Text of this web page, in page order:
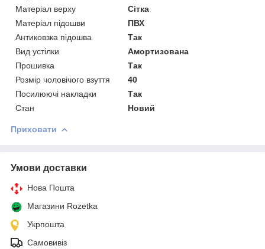
Матеріал верху
Сітка
Матеріал підошви
ПВХ
Антиковзка підошва
Так
Вид устілки
Амортизована
Прошивка
Так
Розмір чоловічого взуття
40
Посилюючі накладки
Так
Стан
Новий
Приховати
Умови доставки
Нова Пошта
Магазини Rozetka
Укрпошта
Самовивіз